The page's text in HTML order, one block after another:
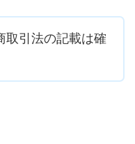
取引法の記載は確